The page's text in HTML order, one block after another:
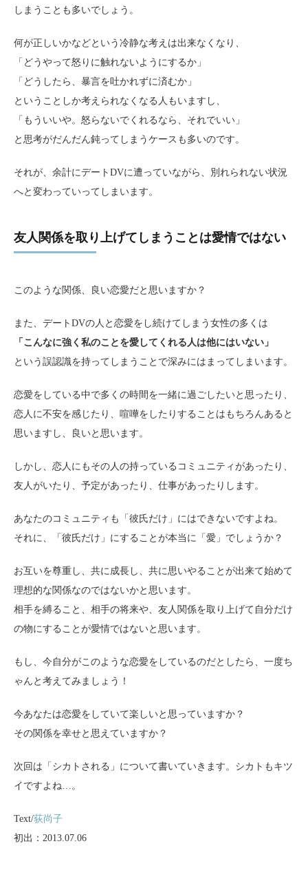
しまうことも多いでしょう。
何が正しいかなどという冷静な考えは出来なくなり、
「どうやって怒りに触れないようにするか」
「どうしたら、暴言を吐かれずに済むか」
ということしか考えられなくなる人もいますし、
「もういいや。怒らないでくれるなら、それでいい」
と思考がだんだん鈍ってしまうケースも多いのです。
それが、余計にデートDVに遭っていながら、別れられない状況
へと変わっていってしまいます。
友人関係を取り上げてしまうことは愛情ではない
このような関係、良い恋愛だと思いますか？
また、デートDVの人と恋愛をし続けてしまう女性の多くは
「こんなに強く私のことを愛してくれる人は他にはいない」
という誤認識を持ってしまうことで深みにはまってしまいます。
恋愛をしている中で多くの時間を一緒に過ごしたいと思ったり、
恋人に不安を感じたり、喧嘩をしたりすることはもちろんあると
思いますし、良いと思います。
しかし、恋人にもその人の持っているコミュニティがあったり、
友人がいたり、予定があったり、仕事があったりします。
あなたのコミュニティも「彼氏だけ」にはできないですよね。
それに、「彼氏だけ」にすることが本当に「愛」でしょうか？
お互いを尊重し、共に成長し、共に思いやることが出来て始めて
理想的な関係なのではないかと思います。
相手を縛ること、相手の将来や、友人関係を取り上げて自分だけ
の物にすることが愛情ではないと思います。
もし、今自分がこのような恋愛をしているのだとしたら、一度ち
ゃんと考えてみましょう！
今あなたは恋愛をしていて楽しいと思っていますか？
その関係を幸せと思えていますか？
次回は「シカトされる」について書いていきます。シカトもキツ
イですよね…。
Text/荻尚子
初出：2013.07.06